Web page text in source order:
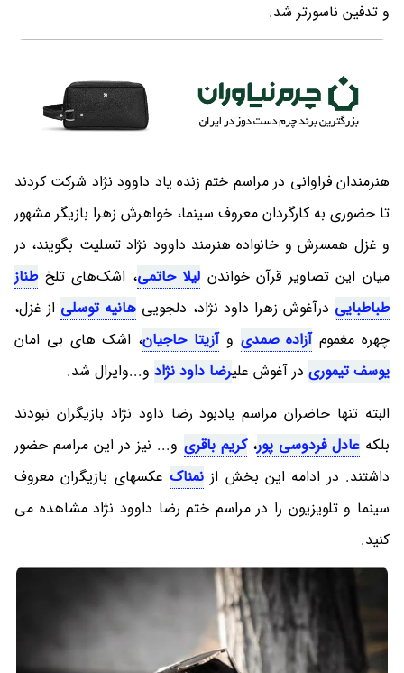
و تدفین ناسورتر شد.
هنرمندان فراوانی در مراسم ختم زنده یاد داوود نژاد شرکت کردند
تا حضوری به کارگردان معروف سینما، خواهرش زهرا بازیگر مشهور
و غزل همسرش و خانواده هنرمند داوود نژاد تسلیت بگویند، در
میان این تصاویر قرآن خواندن لیلا حاتمی، اشک‌های تلخطناز
طباطبایی درآغوش زهرا داود نژاد، دلجویی هانیه توسلی از غزل،
چهره مغمومآزاده صمدی وآزیتا حاجیان، اشک های بی امان
یوسف تیموری در آغوش علیرضا داود نژاد و...وایرال شد.
البته تنها حاضران مراسم یادبود رضا داود نژاد بازیگران نبودند
بلکهعادل فردوسی پور،کریم باقری و... نیز در این مراسم حضور
داشتند. در ادامه این بخش از نمناک عکسهای بازیگران معروف
سینما و تلویزیون را در مراسم ختم رضا داوود نژاد مشاهده می
کنید.